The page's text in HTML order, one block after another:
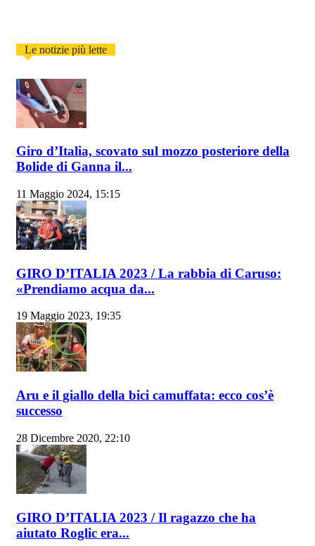
Le notizie più lette
Giro d’Italia, scovato sul mozzo posteriore della
Bolide di Ganna il...
11 Maggio 2024, 15:15
GIRO D’ITALIA 2023 / La rabbia di Caruso:
«Prendiamo acqua da...
19 Maggio 2023, 19:35
Aru e il giallo della bici camuffata: ecco cos’è
successo
28 Dicembre 2020, 22:10
GIRO D’ITALIA 2023 / Il ragazzo che ha
aiutato Roglic era...